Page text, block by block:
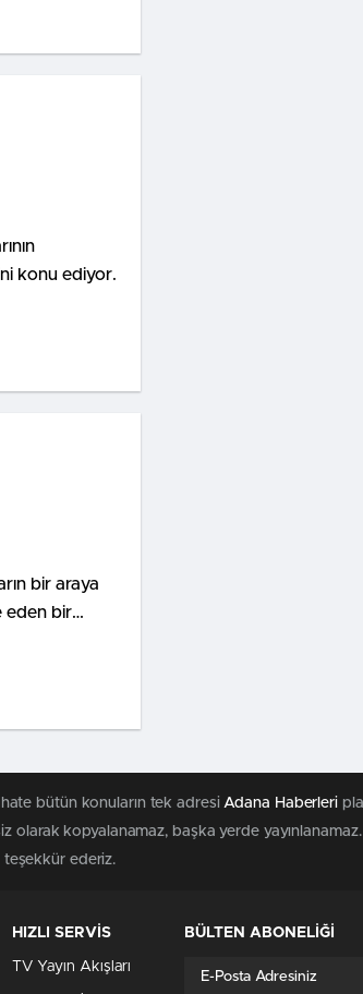
konu ediyor.
bir araya
eden bir
bütün konuların tek adresiAdana Haberleri
olarak kopyalanamaz, başka yerde yayınlanamaz.
teşekkür ederiz.
HIZLI SERVİS
TV Yayın Akışları
BÜLTEN ABONELİĞİ